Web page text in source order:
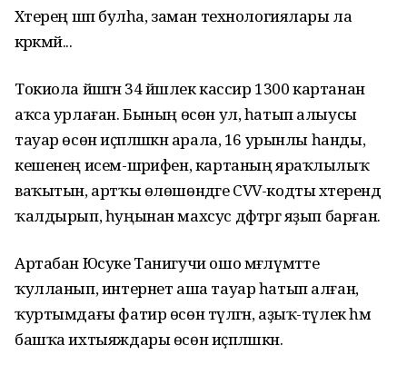
Хәтерең шәп булһа, заман технологиялары ла
кәрәкмәй...
Токиола йәшәгән 34 йәшлек кассир 1300 картанан
аҡса урлаған. Бының өсөн ул, һатып алыусы
тауар өсөн иҫәпләшкән арала, 16 урынлы һанды,
кешенең исем-шәрифен, картаның яраҡлылыҡ
ваҡытын, артҡы өлөшөндәге CVV-кодты хәтерендә
ҡалдырып, һуңынан махсус дәфтәргә яҙып барған.
Артабан Юсуке Танигучи ошо мәғлүмәтте
ҡулланып, интернет аша тауар һатып алған,
ҡуртымдағы фатир өсөн түләгән, аҙыҡ-түлек һәм
башҡа ихтыяждары өсөн иҫәпләшкән.